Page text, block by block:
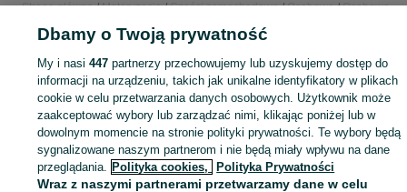
Strona główna Motoryzacja Części samochodowe Osobowe
Osobowe -
KATEGORIA
ID:886351600 Wyświetlenia:
Zadzwoń / SMS Wyślij wiadomość
Dbamy o Twoją prywatność
My i nasi447 partnerzy przechowujemy lub uzyskujemy dostęp do
informacji na urządzeniu, takich jak unikalne identyfikatory w plikach
cookie w celu przetwarzania danych osobowych. Użytkownik może
zaakceptować wybory lub zarządzać nimi, klikając poniżej lub w
dowolnym momencie na stronie polityki prywatności. Te wybory będą
sygnalizowane naszym partnerom i nie będą miały wpływu na dane
przeglądania. Polityka cookies, Polityka Prywatności
Wraz z naszymi partnerami przetwarzamy dane w celu